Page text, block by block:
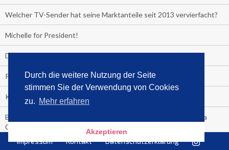
Durch die weitere Nutzung der Seite
stimmen Sie der Verwendung von Cookies
zu. Mehr erfahren
Akzeptieren
Welcher TV-Sender hat seine Marktanteile seit 2013 vervierfacht?
Michelle for President!
Das gruseligste Buch aller Zeiten
Promi-Biografien
Kerkeling erhält Spitzenfeder für meistverkauftes Buch
Börsenverein und MVB verlängern vorzeitig Verträge mit Media
Control bis 2024
PocketBook, Ceebo und Umbreit bringen Hörbuch-Downloads in
Impressum Kontakt Datenschutzerklärung